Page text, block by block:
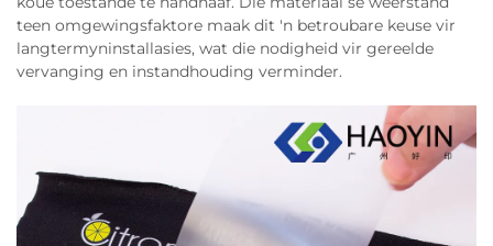
teen omgewingsfaktore maak dit 'n betroubare keuse vir
langtermyninstallasies, wat die nodigheid vir gereelde
vervanging en instandhouding verminder.